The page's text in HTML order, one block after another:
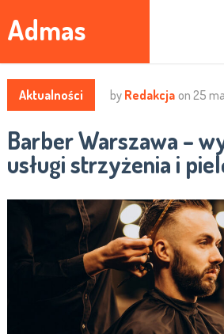
Admas
Aktualności by Redakcja on 25
Barber Warszawa –
usługi strzyżenia i